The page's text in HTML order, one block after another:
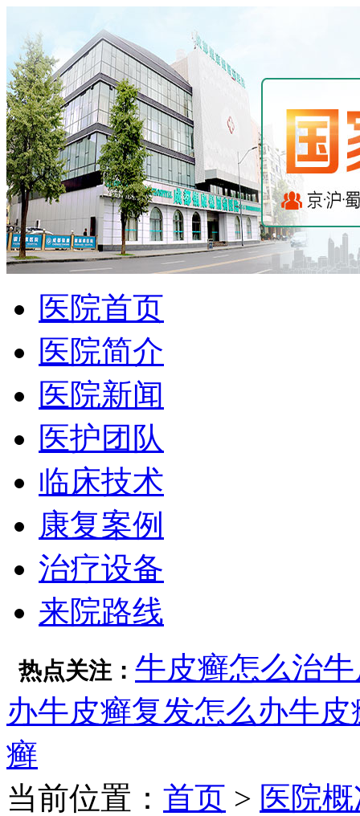
医院首页
医院简介
医院新闻
医护团队
临床技术
康复案例
治疗设备
来院路线
热点关注： 牛皮癣怎么治
办牛皮癣复发怎么办牛皮
癣
当前位置： 首页 > 医院